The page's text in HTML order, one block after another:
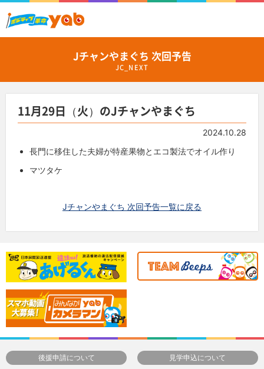
Jチャンやまぐち 次回予告
JC_NEXT
11月29日（火）のJチャンやまぐち
2024.10.28
長門に移住した夫婦が特産果物とエコ製法でオイル作り
マツタケ
Jチャンやまぐち 次回予告一覧に戻る
後援申請について 見学申込について